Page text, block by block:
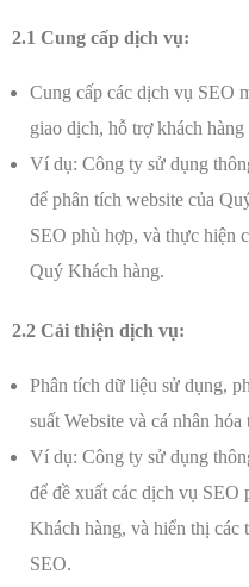
2.1 Cung cấp dịch vụ:
Cung cấp các dịch vụ SEO
giao dịch, hỗ trợ khách
Ví dụ: Công ty sử dụng
để phân tích website của
SEO phù hợp, và thực hiện
Quý Khách hàng.
2.2 Cải thiện dịch vụ:
Phân tích dữ liệu sử dụng,
suất Website và cá nhân
Ví dụ: Công ty sử dụng
để đề xuất các dịch vụ
Khách hàng, và hiển thị các
SEO.